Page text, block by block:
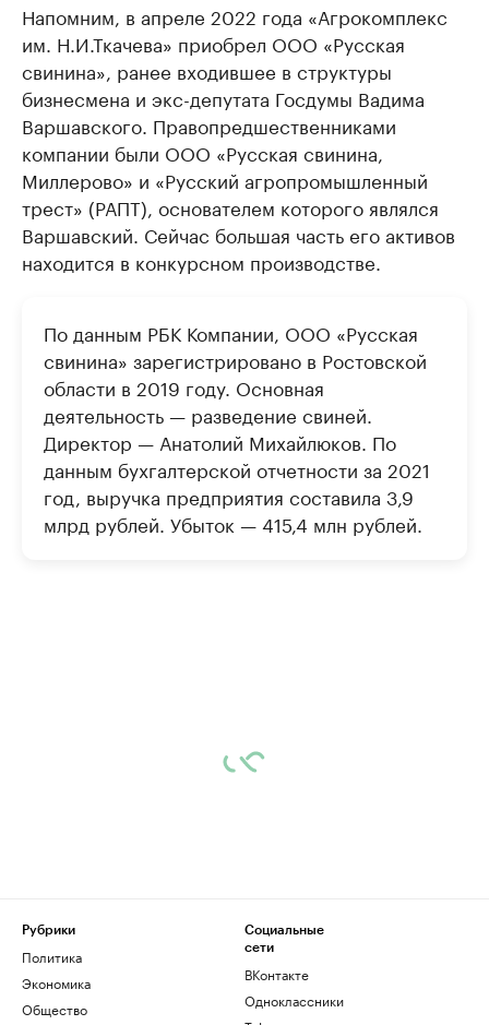
Напомним, в апреле 2022 года «Агрокомплекс
им. Н.И.Ткачева» приобрел ООО «Русская
свинина», ранее входившее в структуры
бизнесмена и экс-депутата Госдумы Вадима
Варшавского. Правопредшественниками
компании были ООО «Русская свинина,
Миллерово» и «Русский агропромышленный
трест» (РАПТ), основателем которого являлся
Варшавский. Сейчас большая часть его активов
находится в конкурсном производстве.
По данным РБК Компании, ООО «Русская
свинина» зарегистрировано в Ростовской
области в 2019 году. Основная
деятельность — разведение свиней.
Директор — Анатолий Михайлюков. По
данным бухгалтерской отчетности за 2021
год, выручка предприятия составила 3,9
млрд рублей. Убыток — 415,4 млн рублей.
Рубрики
Политика
Экономика
Общество
Социальные
сети
ВКонтакте
Одноклассники